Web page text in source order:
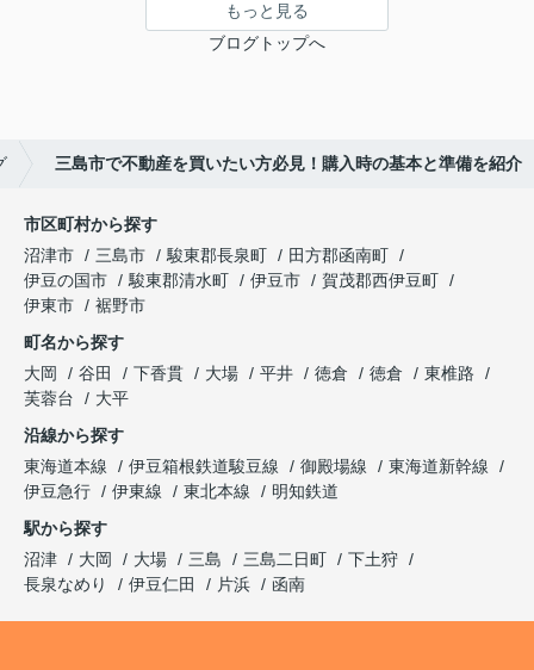
もっと見る
ブログトップへ
三島市で不動産を買いたい方必見！購入時の基本と準備を紹介
市区町村から探す
沼津市
三島市 駿東郡長泉町
田方郡函南町
伊豆の国市
駿東郡清水町 伊豆市
賀茂郡西伊豆町
伊東市
裾野市
町名から探す
大岡
谷田 下香貫 大場 平井 徳倉 徳倉
東椎路
芙蓉台
大平
沿線から探す
東海道本線
伊豆箱根鉄道駿豆線 御殿場線
東海道新幹線
伊豆急行
伊東線 東北本線
明知鉄道
駅から探す
沼津
大岡 大場 三島 三島二日町
下土狩
長泉なめり
伊豆仁田 片浜 函南